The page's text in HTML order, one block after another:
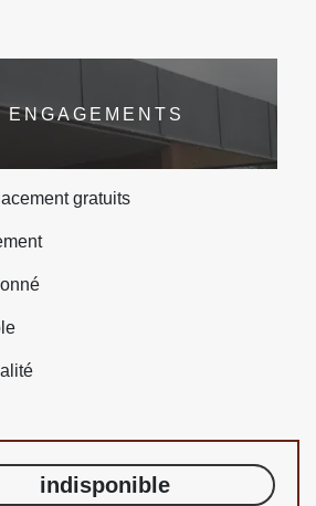
ENGAGEMENTS
gratuits
indisponible